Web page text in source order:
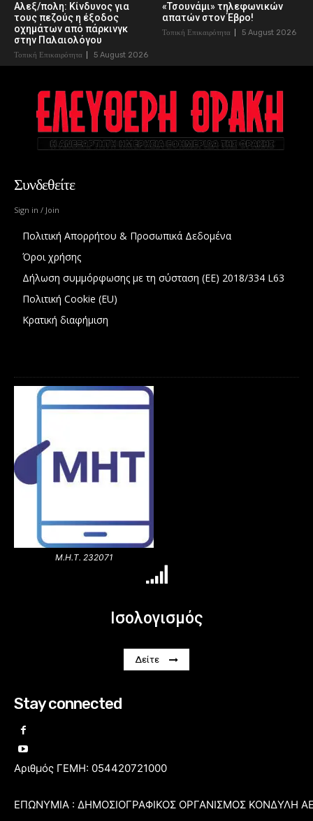
Αλεξ/πολη: Κίνδυνος για
τους πεζούς η έξοδος
οχημάτων από πάρκινγκ
στην Παλαιολόγου
Τοπική Επικαιρότητα 5 August 2026
«Τσουνάμι» τηλεφωνικών
απατών στον Έβρο!
Τοπική Επικαιρότητα 5 August 2026
Συνδεθείτε
Sign in / Join
Πολιτική Απορρήτου & Προσωπικά Δεδομένα
Όροι χρήσης
Δήλωση συμμόρφωσης με τη σύσταση (ΕΕ) 2018/334 L63
Πολιτική Cookie (EU)
Κρατική διαφήμιση
Μ.Η.Τ. 232071
Ισολογισμός
Δείτε
Stay connected
Αριθμός ΓΕΜΗ: 054420721000
ΕΠΩΝΥΜΙΑ : ΔΗΜΟΣΙΟΓΡΑΦΙΚΟΣ ΟΡΓΑΝΙΣΜΟΣ ΚΟΝΔΥΛΗ